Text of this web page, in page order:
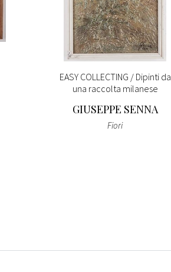
EASY COLLECTING / Dipinti da
una raccolta milanese
GIUSEPPE SENNA
Fiori